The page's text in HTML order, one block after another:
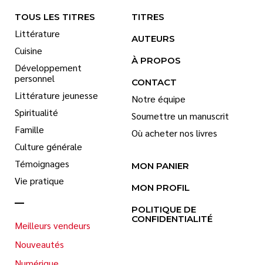
TOUS LES TITRES
Littérature
Cuisine
Développement
personnel
Littérature jeunesse
Spiritualité
Famille
Culture générale
Témoignages
Vie pratique
Meilleurs vendeurs
Nouveautés
TITRES
AUTEURS
À PROPOS
CONTACT
Notre équipe
Soumettre un manuscrit
Où acheter nos livres
MON PANIER
MON PROFIL
POLITIQUE DE
CONFIDENTIALITÉ